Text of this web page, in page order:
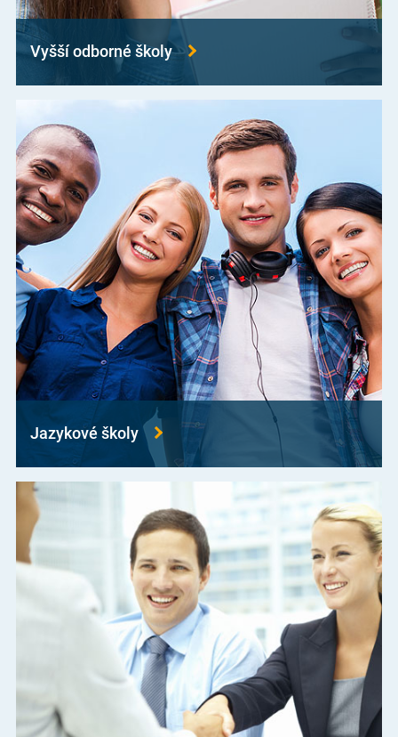
Vyšší odborné školy
Jazykové školy